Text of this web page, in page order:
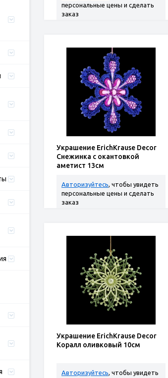
персональные цены и сделать
заказ
Украшение ErichKrause Decor
Снежинка с окантовкой
аметист 13см
Авторизуйтесь, чтобы увидеть
персональные цены и сделать
заказ
Украшение ErichKrause Decor
Коралл оливковый 10см
Авторизуйтесь, чтобы увидеть